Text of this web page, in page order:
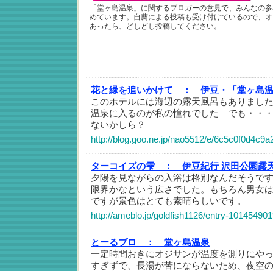
「堂ヶ島温泉」に関するブロガーの意見で、みんなの
めています。自薦による投稿も受け付けているので、
あったら、どしどし投稿してください。
花と緑を追いかけて ：
伊豆・「堂ヶ島
このホテルには海辺の露天風呂もありま
温泉に入るのが私の憧れでした でも・・
ないかしら？
http://blog.goo.ne.jp/nao5512/e/
ターコイズの雫 ：
伊豆紀行 沢田公園露
夕陽を見ながらの入浴は格別なんだそうで
限界かなという広さでした。もちろん男女
ですが景色はとても素晴らしいです。
http://ameblo.jp/goldfish1126/entry-
とーるブロ ：
堂ヶ島温泉
一定時間おきにオジサンが温度を測りにや
すぎずで、長湯が苦にならないため、夜空